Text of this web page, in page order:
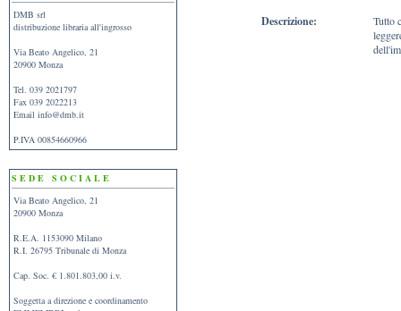
DMB srl
distribuzione libraria all'ingrosso
Via Beato Angelico, 21
20900 Monza
Tel. 039 2021797
Fax 039 2022213
Email info@dmb.it
P.IVA 00854660966
S E D E S O C I A L E
Via Beato Angelico, 21
20900 Monza
R.E.A. 1153090 Milano
R.I. 26795 Tribunale di Monza
Cap. Soc. € 1.801.803,00 i.v.
Soggetta a direzione e coordinamento
Descrizione:
Tutto